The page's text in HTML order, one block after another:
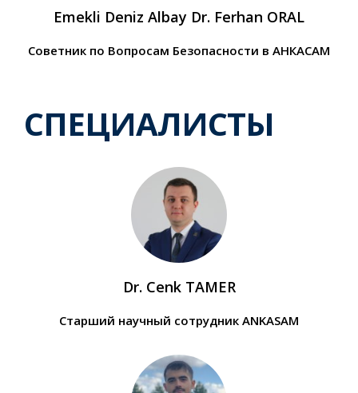
Emekli Deniz Albay Dr. Ferhan ORAL
Советник по Вопросам Безопасности в АНКАСАМ
СПЕЦИАЛИСТЫ
Dr. Cenk TAMER
Старший научный сотрудник ANKASAM